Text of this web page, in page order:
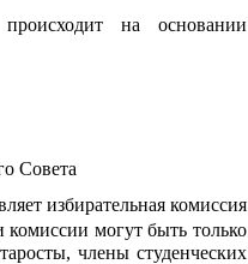
на основании
Совета
избирательная комиссия
могут быть только
члены студенческих